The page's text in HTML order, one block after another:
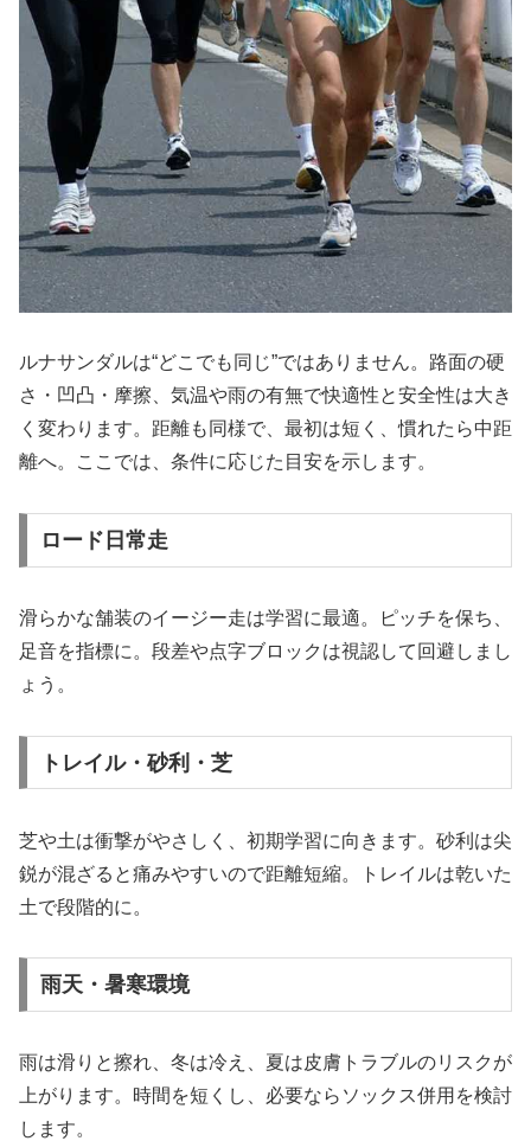
ルナサンダルは“どこでも同じ”ではありません。路面の硬
さ・凹凸・摩擦、気温や雨の有無で快適性と安全性は大き
く変わります。距離も同様で、最初は短く、慣れたら中距
離へ。ここでは、条件に応じた目安を示します。
ロード日常走
滑らかな舗装のイージー走は学習に最適。ピッチを保ち、
足音を指標に。段差や点字ブロックは視認して回避しまし
ょう。
トレイル・砂利・芝
芝や土は衝撃がやさしく、初期学習に向きます。砂利は尖
鋭が混ざると痛みやすいので距離短縮。トレイルは乾いた
土で段階的に。
雨天・暑寒環境
雨は滑りと擦れ、冬は冷え、夏は皮膚トラブルのリスクが
上がります。時間を短くし、必要ならソックス併用を検討
します。